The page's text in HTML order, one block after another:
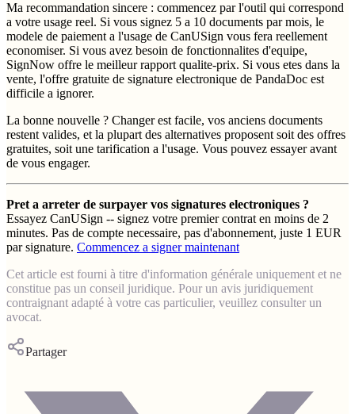
Ma recommandation sincere : commencez par l'outil qui correspond
a votre usage reel. Si vous signez 5 a 10 documents par mois, le
modele de paiement a l'usage de CanUSign vous fera reellement
economiser. Si vous avez besoin de fonctionnalites d'equipe,
SignNow offre le meilleur rapport qualite-prix. Si vous etes dans la
vente, l'offre gratuite de signature electronique de PandaDoc est
difficile a ignorer.
La bonne nouvelle ? Changer est facile, vos anciens documents
restent valides, et la plupart des alternatives proposent soit des offres
gratuites, soit une tarification a l'usage. Vous pouvez essayer avant
de vous engager.
Pret a arreter de surpayer vos signatures electroniques ?
Essayez CanUSign -- signez votre premier contrat en moins de 2
minutes. Pas de compte necessaire, pas d'abonnement, juste 1 EUR
par signature. Commencez a signer maintenant
Cet article est fourni à titre d'information générale uniquement et ne
constitue pas un conseil juridique. Pour un avis juridiquement
contraignant adapté à votre cas particulier, veuillez consulter un
avocat.
Partager